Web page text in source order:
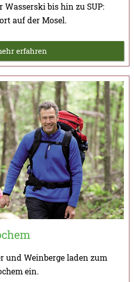
bis hin zu SUP:
auf der Mosel.
erfahren
und Weinberge laden zum
ein.